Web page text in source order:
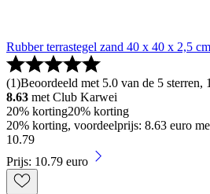
Rubber terrastegel zand 40 x 40 x 2,5 cm
(1)Beoordeeld met 5.0 van de 5 sterren,
8.63 met Club Karwei
20% korting20% korting
20% korting, voordeelprijs: 8.63 euro
10.79
Prijs: 10.79 euro